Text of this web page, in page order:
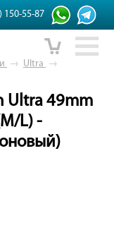
150-55-87
→ Ultra →
Ultra 49mm
L) -